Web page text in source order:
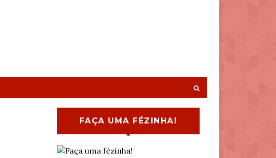
FAÇA UMA FÉZINHA!